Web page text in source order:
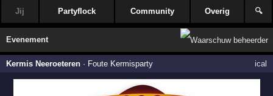
Jij Partyflock Community Overig 🔍
Evenement
Kermis Neeroeteren · Foute Kermisparty ical